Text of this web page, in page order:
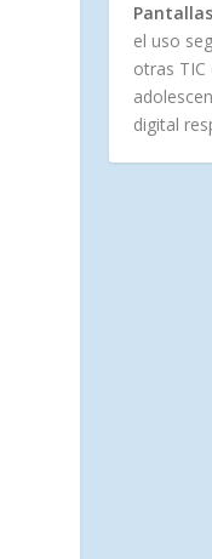
el uso
otras TIC
digital